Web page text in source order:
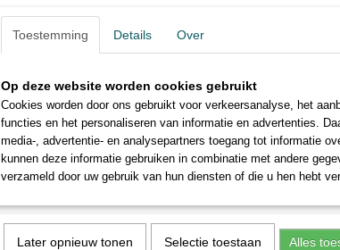
bediening en compacte formaat is deze kleine
buiten kookt en geniet van de sfeer van een
maak van elke buitenmaaltijd een
Toestemming Details Over
Op deze website worden cookies gebruikt
Cookies worden door ons gebruikt voor verkeersanalyse, het
functies en het personaliseren van informatie en advertenties.
media-, advertentie- en analysepartners toegang tot informatie
kunnen deze informatie gebruiken in combinatie met andere
verzameld door uw gebruik van hun diensten of die u hen hebt
Later opnieuw tonen Selectie toestaan Alles